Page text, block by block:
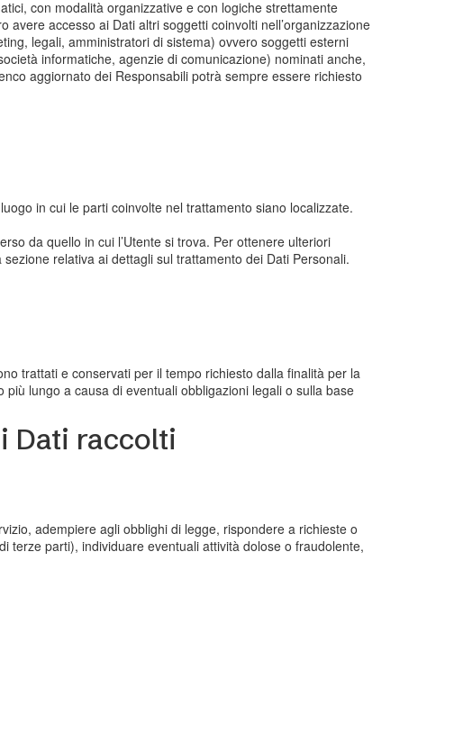
con modalità organizzative e con logiche strettamente
accesso ai Dati altri soggetti coinvolti nell’organizzazione
legali, amministratori di sistema) ovvero soggetti esterni
informatiche, agenzie di comunicazione) nominati anche,
aggiornato dei Responsabili potrà sempre essere richiesto
in cui le parti coinvolte nel trattamento siano localizzate.
da quello in cui l’Utente si trova. Per ottenere ulteriori
relativa ai dettagli sul trattamento dei Dati Personali.
trattati e conservati per il tempo richiesto dalla finalità per la
lungo a causa di eventuali obbligazioni legali o sulla base
Dati raccolti
adempiere agli obblighi di legge, rispondere a richieste o
terze parti), individuare eventuali attività dolose o fraudolente,